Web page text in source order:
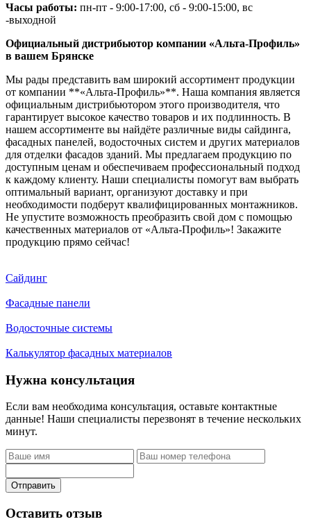
Часы работы: пн-пт - 9:00-17:00, сб - 9:00-15:00, вс
-выходной
Официальный дистрибьютор компании «Альта-Профиль»
в вашем Брянске
Мы рады представить вам широкий ассортимент продукции
от компании **«Альта-Профиль»**. Наша компания является
официальным дистрибьютором этого производителя, что
гарантирует высокое качество товаров и их подлинность. В
нашем ассортименте вы найдёте различные виды сайдинга,
фасадных панелей, водосточных систем и других материалов
для отделки фасадов зданий. Мы предлагаем продукцию по
доступным ценам и обеспечиваем профессиональный подход
к каждому клиенту. Наши специалисты помогут вам выбрать
оптимальный вариант, организуют доставку и при
необходимости подберут квалифицированных монтажников.
Не упустите возможность преобразить свой дом с помощью
качественных материалов от «Альта-Профиль»! Закажите
продукцию прямо сейчас!
Сайдинг
Фасадные панели
Водосточные системы
Калькулятор фасадных материалов
Нужна консультация
Если вам необходима консультация, оставьте контактные
данные! Наши специалисты перезвонят в течение нескольких
минут.
Отправить
Оставить отзыв